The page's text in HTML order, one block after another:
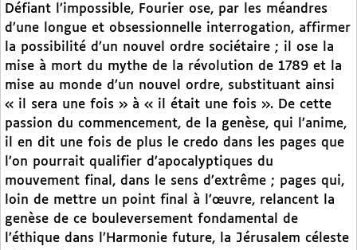
Défiant l’impossible, Fourier ose, par les méandres
d’une longue et obsessionnelle interrogation, affirmer
la possibilité d’un nouvel ordre sociétaire ; il ose la
mise à mort du mythe de la révolution de 1789 et la
mise au monde d’un nouvel ordre, substituant ainsi
« il sera une fois » à « il était une fois ». De cette
passion du commencement, de la genèse, qui l’anime,
il en dit une fois de plus le credo dans les pages que
l’on pourrait qualifier d’apocalyptiques du
mouvement final, dans le sens d’extrême ; pages qui,
loin de mettre un point final à l’œuvre, relancent la
genèse de ce bouleversement fondamental de
l’éthique dans l’Harmonie future, la Jérusalem céleste